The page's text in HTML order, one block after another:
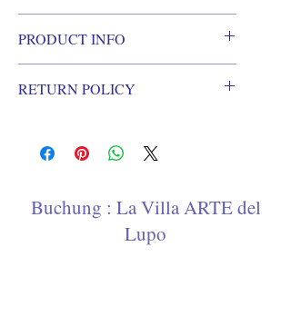
within a 100km radius of Frankfurt am
Main.
distant countries upon request.
PRODUCT INFO
with an aluminum frame. Available with
Dimensions: 170cm x 124cm. Can also be
RETURN POLICY
Buchung : La Villa ARTE del
Lupo